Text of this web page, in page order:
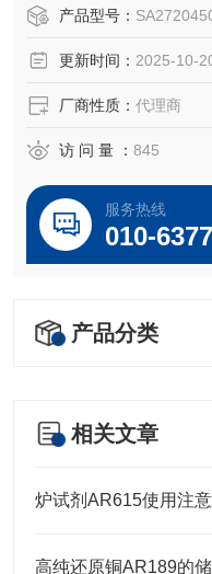
OEM厂商；我们提供的
产品型号：
更新时间： 2025-10-
厂商性质： 代理商
访 问 量 ： 845
服务热线
010-
产品分类
相关文章
炉试剂AR615使用注
高纯还原铜AR189的